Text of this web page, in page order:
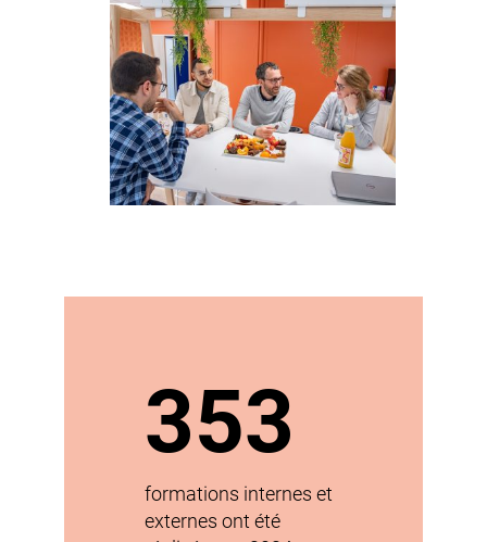
353
formations internes et
externes ont été